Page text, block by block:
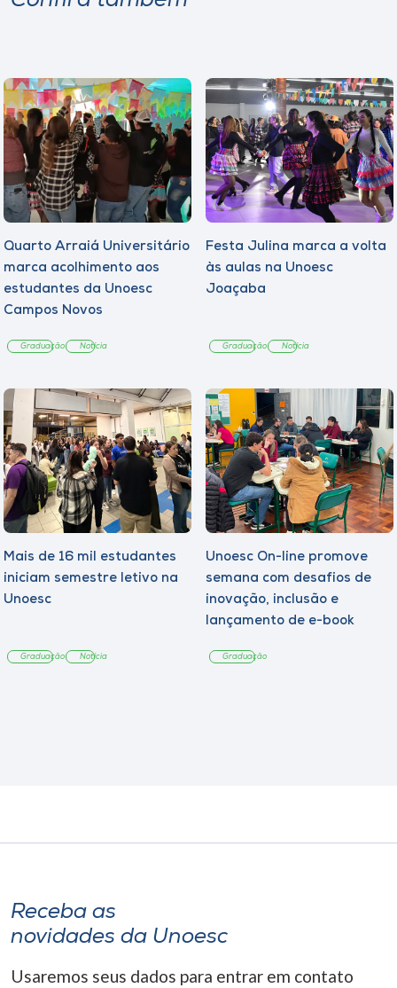
Quarto Arraiá Universitário
marca acolhimento aos
estudantes da Unoesc
Campos Novos
Graduação Notícia
Festa Julina marca a volta
às aulas na Unoesc
Joaçaba
Graduação Notícia
Mais de 16 mil estudantes
iniciam semestre letivo na
Unoesc
Graduação Notícia
Unoesc On-line promove
semana com desafios de
inovação, inclusão e
lançamento de e-book
Graduação
Receba as
novidades da Unoesc
Usaremos seus dados para entrar em contato